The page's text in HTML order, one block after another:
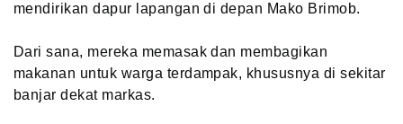
mendirikan dapur lapangan di depan Mako Brimob.
Dari sana, mereka memasak dan membagikan
makanan untuk warga terdampak, khususnya di sekitar
banjar dekat markas.